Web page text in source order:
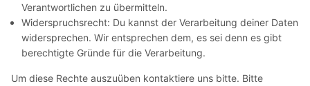
Verantwortlichen zu übermitteln.
Widerspruchsrecht: Du kannst der Verarbeitung deiner Daten
widersprechen. Wir entsprechen dem, es sei denn es gibt
berechtigte Gründe für die Verarbeitung.
Um diese Rechte auszuüben kontaktiere uns bitte. Bitte